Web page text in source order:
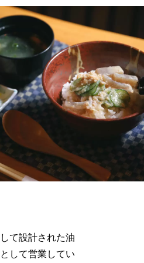
て設計された油
して営業してい